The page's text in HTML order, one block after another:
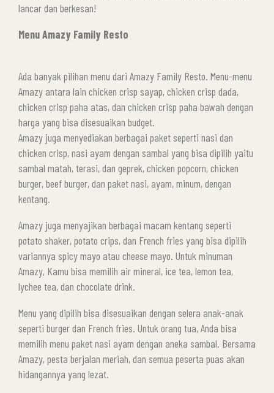
lancar dan berkesan!
Menu Amazy Family Resto
Ada banyak pilihan menu dari Amazy Family Resto. Menu-menu
Amazy antara lain chicken crisp sayap, chicken crisp dada,
chicken crisp paha atas, dan chicken crisp paha bawah dengan
harga yang bisa disesuaikan budget.
Amazy juga menyediakan berbagai paket seperti nasi dan
chicken crisp, nasi ayam dengan sambal yang bisa dipilih yaitu
sambal matah, terasi, dan geprek, chicken popcorn, chicken
burger, beef burger, dan paket nasi, ayam, minum, dengan
kentang.
Amazy juga menyajikan berbagai macam kentang seperti
potato shaker, potato crips, dan French fries yang bisa dipilih
variannya spicy mayo atau cheese mayo. Untuk minuman
Amazy, Kamu bisa memilih air mineral, ice tea, lemon tea,
lychee tea, dan chocolate drink.
Menu yang dipilih bisa disesuaikan dengan selera anak-anak
seperti burger dan French fries. Untuk orang tua, Anda bisa
memilih menu paket nasi ayam dengan aneka sambal. Bersama
Amazy, pesta berjalan meriah, dan semua peserta puas akan
hidangannya yang lezat.